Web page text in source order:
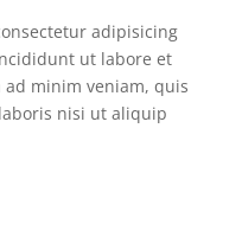
adipisicing
ut labore et
minim veniam, quis
nisi ut aliquip